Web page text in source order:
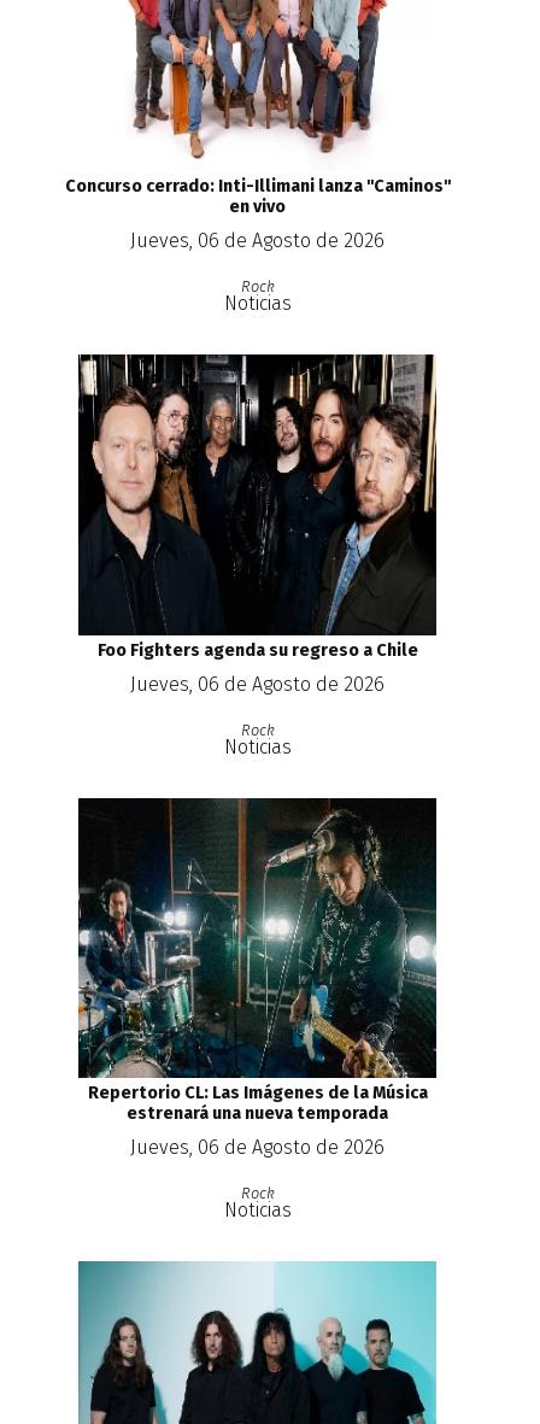
Concurso cerrado: Inti-Illimani lanza ''Caminos''
en vivo
Jueves, 06 de Agosto de 2026
Rock
Noticias
Foo Fighters agenda su regreso a Chile
Jueves, 06 de Agosto de 2026
Rock
Noticias
Repertorio CL: Las Imágenes de la Música
estrenará una nueva temporada
Jueves, 06 de Agosto de 2026
Rock
Noticias